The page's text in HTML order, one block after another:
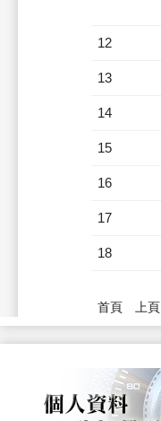
12
13
14
15
16
17
18
首頁 上頁